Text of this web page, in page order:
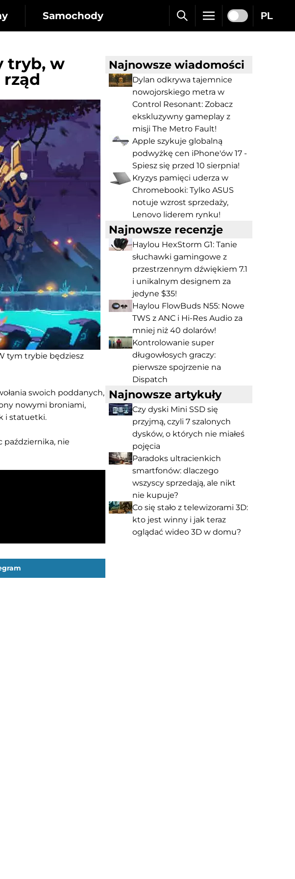
Samochody PL
tryb, w
tym trybie będziesz
swoich poddanych,
nowymi broniami,
i statuetki.
października, nie
Najnowsze wiadomości
Dylan odkrywa tajemnice
nowojorskiego metra w
Control Resonant: Zobacz
ekskluzywny gameplay z
misji The Metro Fault!
Apple szykuje globalną
podwyżkę cen iPhone'ów 17 -
Spiesz się przed 10 sierpnia!
Kryzys pamięci uderza w
Chromebooki: Tylko ASUS
notuje wzrost sprzedaży,
Lenovo liderem rynku!
Najnowsze recenzje
Haylou HexStorm G1: Tanie
słuchawki gamingowe z
przestrzennym dźwiękiem 7.1
i unikalnym designem za
jedyne $35!
Haylou FlowBuds N55: Nowe
TWS z ANC i Hi-Res Audio za
mniej niż 40 dolarów!
Kontrolowanie super
długowłosych graczy:
pierwsze spojrzenie na
Dispatch
Najnowsze artykuły
Czy dyski Mini SSD się
przyjmą, czyli 7 szalonych
dysków, o których nie miałeś
pojęcia
Paradoks ultracienkich
smartfonów: dlaczego
wszyscy sprzedają, ale nikt
nie kupuje?
Co się stało z telewizorami 3D:
kto jest winny i jak teraz
oglądać wideo 3D w domu?